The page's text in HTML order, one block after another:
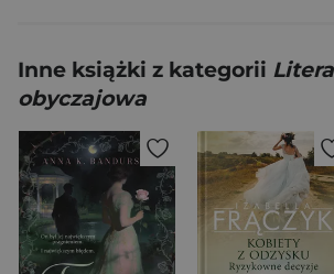
Inne książki z kategorii
obyczajowa